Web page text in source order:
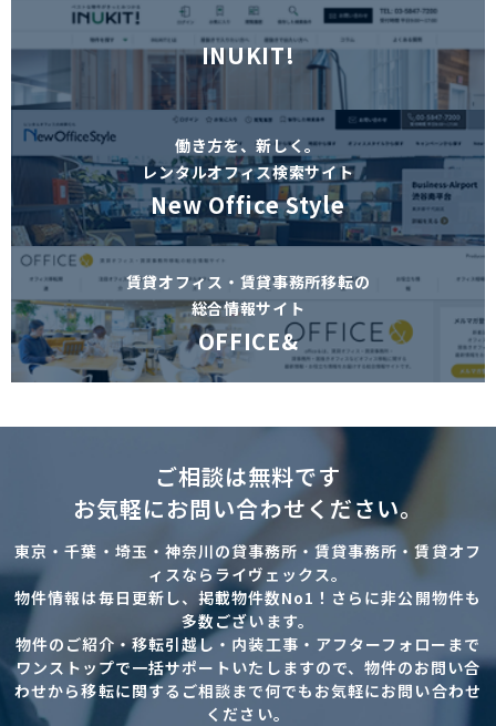
INUKIT!
働き方を、新しく。
レンタルオフィス検索サイト
New Office Style
賃貸オフィス・賃貸事務所移転の
総合情報サイト
OFFICE&
ご相談は無料です
お気軽にお問い合わせください。
東京・千葉・埼玉・神奈川の貸事務所・賃貸事務所・賃貸オフ
ィスならライヴェックス。
物件情報は毎日更新し、掲載物件数No1！さらに非公開物件も
多数ございます。
物件のご紹介・移転引越し・内装工事・アフターフォローまで
ワンストップで一括サポートいたしますので、物件のお問い合
わせから移転に関するご相談まで何でもお気軽にお問い合わせ
ください。